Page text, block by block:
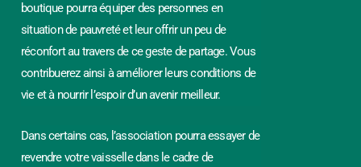
boutique pourra équiper des personnes en
situation de pauvreté et leur offrir un peu de
réconfort au travers de ce geste de partage. Vous
contribuerez ainsi à améliorer leurs conditions de
vie et à nourrir l’espoir d’un avenir meilleur.
Dans certains cas, l’association pourra essayer de
revendre votre vaisselle dans le cadre de